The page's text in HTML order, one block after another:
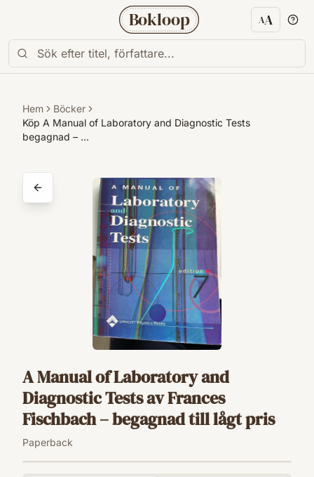
Bokloop AA
Hem
Böcker
Köp A Manual of Laboratory and Diagnostic Tests
begagnad – …
A Manual of Laboratory and
Diagnostic Tests av Frances
Fischbach – begagnad till lågt pris
Paperback